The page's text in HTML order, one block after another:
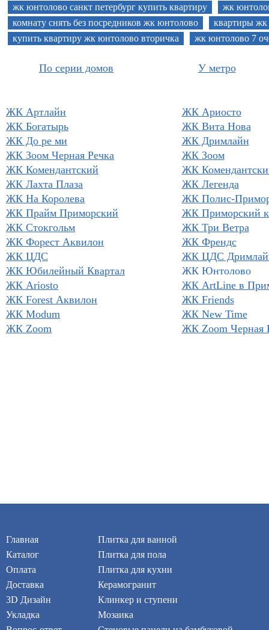
жк юнтолово санкт петербург купить квартиру
жк
комнату снять без посредников жк юнтолово
квартиры
купить квартиру жк юнтолово вторичка
жк юнтолово 7
По серии домов У метро
ЖК Артлайн
ЖК Ариосто
ЖК Богатырь
ЖК Вита Нова
ЖК До ре ми
ЖК Дримлайн
ЖК Зоом Черная Речка
ЖК Зоом
ЖК Комендантский
ЖК
ЖК Лахта Плаза
ЖК Легенда
ЖК На Королева
ЖК Полис-
ЖК Прайм Приморский
ЖК Приморский
ЖК Стокгольм
ЖК Три Ветра
ЖК Форест Аквилон
ЖК Френдс
ЖК ЦДС
ЖК ЦДС
ЖК Юбилейный Квартал
ЖК Юнтолово
ЖК Ariosto
ЖК ArtLine в
ЖК Forest Аквилон
ЖК Friends
ЖК Modum
ЖК New Time
ЖК Zoom
ЖК Zoom Черная
Главная
Каталог
Оплата
Доставка
3D Дизайн
Укладка
Плитка для ванной
Плитка для пола
Плитка для кухни
Керамогранит
Клинкер и ступени
Мозаика